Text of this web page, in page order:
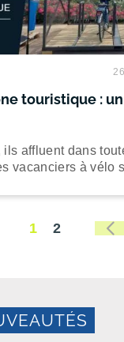
touristique :
ils affluent dans
vacanciers à vélo
1 2